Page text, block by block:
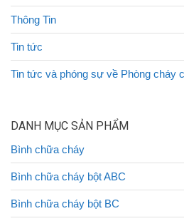
Thông Tin
Tin tức
Tin tức và phóng sự về Phòng cháy
DANH MỤC SẢN PHẨM
Bình chữa cháy
Bình chữa cháy bột ABC
Bình chữa cháy bột BC